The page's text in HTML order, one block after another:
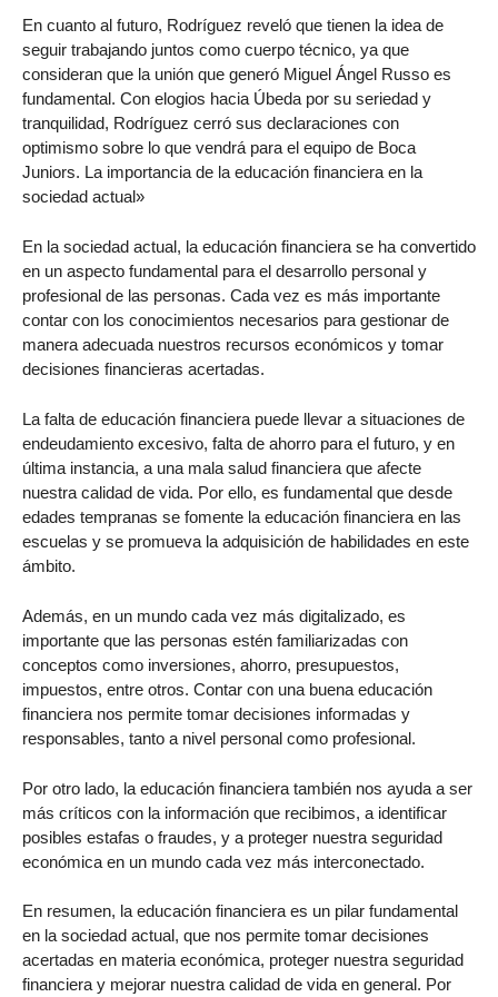
En cuanto al futuro, Rodríguez reveló que tienen la idea de
seguir trabajando juntos como cuerpo técnico, ya que
consideran que la unión que generó Miguel Ángel Russo es
fundamental. Con elogios hacia Úbeda por su seriedad y
tranquilidad, Rodríguez cerró sus declaraciones con
optimismo sobre lo que vendrá para el equipo de Boca
Juniors. La importancia de la educación financiera en la
sociedad actual»
En la sociedad actual, la educación financiera se ha convertido
en un aspecto fundamental para el desarrollo personal y
profesional de las personas. Cada vez es más importante
contar con los conocimientos necesarios para gestionar de
manera adecuada nuestros recursos económicos y tomar
decisiones financieras acertadas.
La falta de educación financiera puede llevar a situaciones de
endeudamiento excesivo, falta de ahorro para el futuro, y en
última instancia, a una mala salud financiera que afecte
nuestra calidad de vida. Por ello, es fundamental que desde
edades tempranas se fomente la educación financiera en las
escuelas y se promueva la adquisición de habilidades en este
ámbito.
Además, en un mundo cada vez más digitalizado, es
importante que las personas estén familiarizadas con
conceptos como inversiones, ahorro, presupuestos,
impuestos, entre otros. Contar con una buena educación
financiera nos permite tomar decisiones informadas y
responsables, tanto a nivel personal como profesional.
Por otro lado, la educación financiera también nos ayuda a ser
más críticos con la información que recibimos, a identificar
posibles estafas o fraudes, y a proteger nuestra seguridad
económica en un mundo cada vez más interconectado.
En resumen, la educación financiera es un pilar fundamental
en la sociedad actual, que nos permite tomar decisiones
acertadas en materia económica, proteger nuestra seguridad
financiera y mejorar nuestra calidad de vida en general. Por